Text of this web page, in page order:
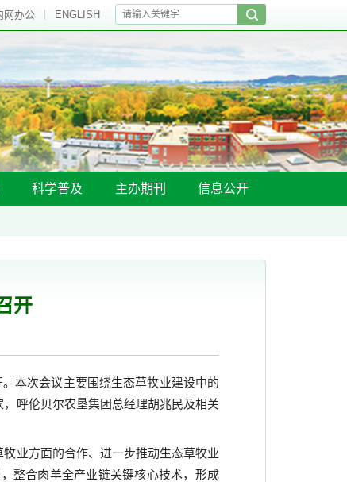
网办公 ENGLISH
科学普及 主办期刊 信息公开
开
本次会议主要围绕生态草牧业建设中的
呼伦贝尔农垦集团总经理胡兆民及相关
业方面的合作、进一步推动生态草牧业
整合肉羊全产业链关键核心技术，形成